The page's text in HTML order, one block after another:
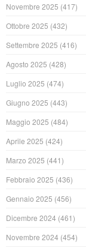
Novembre 2025 (417)
Ottobre 2025 (432)
Settembre 2025 (416)
Agosto 2025 (428)
Luglio 2025 (474)
Giugno 2025 (443)
Maggio 2025 (484)
Aprile 2025 (424)
Marzo 2025 (441)
Febbraio 2025 (436)
Gennaio 2025 (456)
Dicembre 2024 (461)
Novembre 2024 (454)